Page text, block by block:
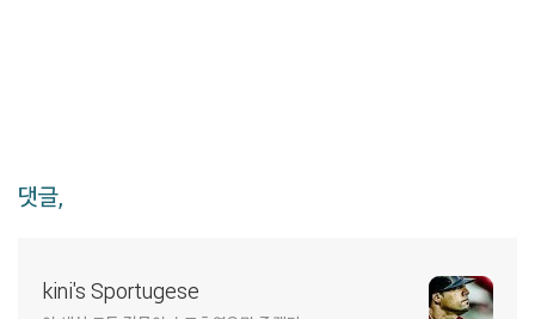
댓글,
kini's Sportugese